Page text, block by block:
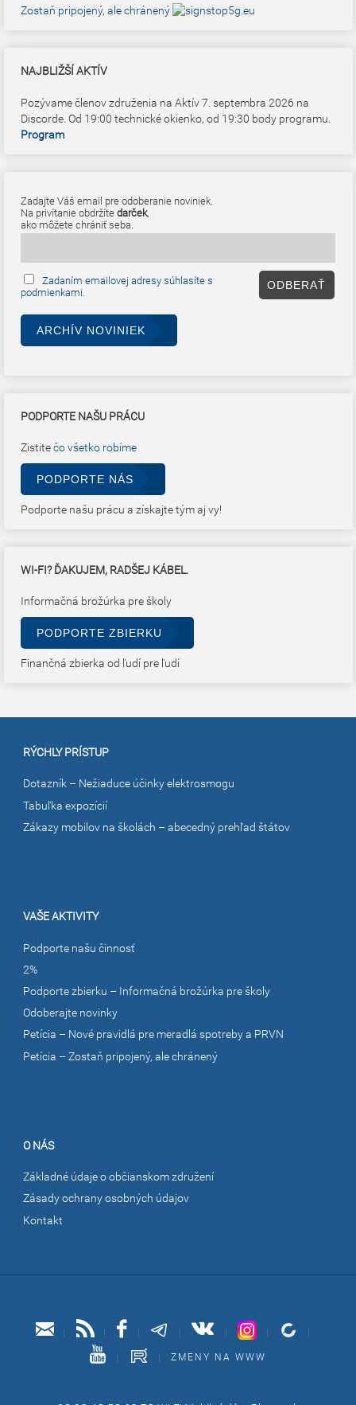
Zostaň pripojený, ale chránený
NAJBLIŽŠÍ AKTÍV
Pozývame členov združenia na Aktív 7. septembra 2026 na
Discorde. Od 19:00 technické okienko, od 19:30 body programu.
Program
Zadajte Váš email pre odoberanie noviniek.
Na privítanie obdržítedarček,
ako môžete chrániť seba.
Zadaním emailovej adresy súhlasíte s
podmienkami.
ARCHÍV NOVINIEK
PODPORTE NAŠU PRÁCU
Zistitečo všetko robíme
PODPORTE NÁS
Podporte našu prácu a získajte tým aj vy!
WI-FI? ĎAKUJEM, RADŠEJ KÁBEL.
Informačná brožúrka pre školy
PODPORTE ZBIERKU
Finančná zbierka od ľudí pre ľudí
RÝCHLY PRÍSTUP
Dotazník – Nežiaduce účinky elektrosmogu
Tabuľka expozícií
Zákazy mobilov na školách – abecedný prehľad štátov
VAŠE AKTIVITY
Podporte našu činnosť
2%
Podporte zbierku – Informačná brožúrka pre školy
Odoberajte novinky
Petícia – Nové pravidlá pre meradlá spotreby a PRVN
Petícia – Zostaň pripojený, ale chránený
O NÁS
Základné údaje o občianskom združení
Zásady ochrany osobných údajov
Kontakt
| | | | | | |
| | ZMENY NA WWW